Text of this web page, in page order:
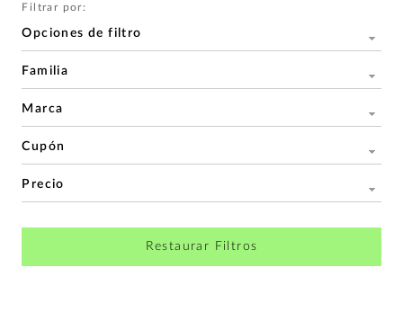
Filtrar por:
Opciones de filtro
Familia
Marca
Cupón
Precio
Restaurar Filtros